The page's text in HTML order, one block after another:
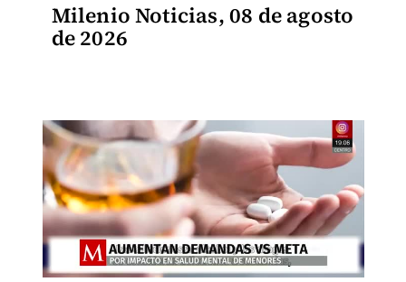
Milenio Noticias, 08 de agosto
de 2026